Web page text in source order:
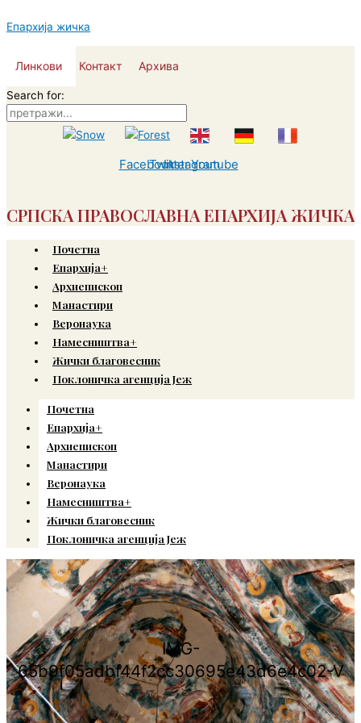
на
Епархија жичка
Линкови Контакт Архива
Search for:
Facebook
Twitter
Instagram
Youtube
СРПСКА ПРАВОСЛАВНА ЕПАРХИЈА ЖИЧКА
Почетна
Епархија+
Архиепископ
Манастири
Веронаука
Намесништва+
Жички благовесник
Поклоничка агенција Јеж
Почетна
Епархија+
Архиепископ
Манастири
Веронаука
Намесништва+
Жички благовесник
Поклоничка агенција Јеж
IMG-
65b9f05adbf44f2cc30695e43d6e4c02-V